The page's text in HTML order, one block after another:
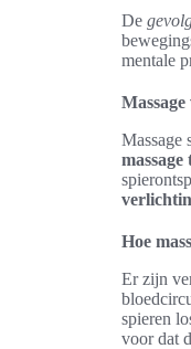
De
mentale
Massage
massage
Hoe
Er zijn
spieren
voor dat